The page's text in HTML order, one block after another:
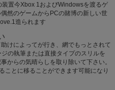
置今Xbox 1およびWindowsを渡るゲ
然のゲームからPCの賭博の新しい世
造られます
けによってが行き、網でもっとされて
の執筆または直接タイプのスリルを
からの気晴らしを取り除いて下さい。
ことに移ることができます可能になり